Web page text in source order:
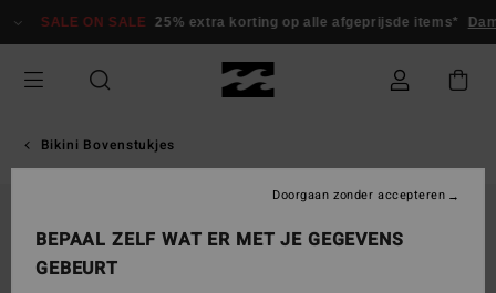
naar
SALE ON SALE 25% extra korting op alle afgeprijsde items*
Bikini Bovenstukjes
BEPAAL ZELF WAT ER MET JE GEGEVENS
GEBEURT
Doorgaan zonder accepteren